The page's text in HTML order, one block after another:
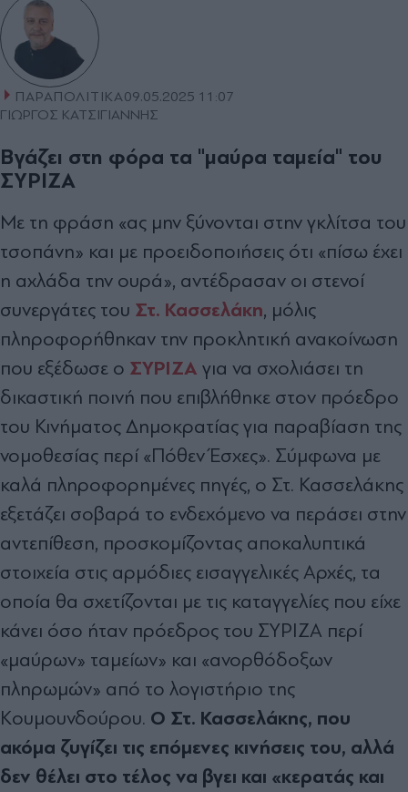
ΠΑΡΑΠΟΛΙΤΙΚΑ09.05.2025 11:07
ΓΙΩΡΓΟΣ ΚΑΤΣΙΓΙΑΝΝΗΣ
Βγάζει στη φόρα τα "µαύρα ταµεία" του
ΣΥΡΙΖΑ
Με τη φράση «ας µην ξύνονται στην γκλίτσα του
τσοπάνη» και µε προειδοποιήσεις ότι «πίσω έχει
η αχλάδα την ουρά», αντέδρασαν οι στενοί
συνεργάτες του Στ. Κασσελάκη, µόλις
πληροφορήθηκαν την προκλητική ανακοίνωση
που εξέδωσε ο ΣΥΡΙΖΑ για να σχολιάσει τη
δικαστική ποινή που επιβλήθηκε στον πρόεδρο
του Κινήµατος ∆ηµοκρατίας για παραβίαση της
νοµοθεσίας περί «Πόθεν Έσχες». Σύµφωνα µε
καλά πληροφορηµένες πηγές, ο Στ. Κασσελάκης
εξετάζει σοβαρά το ενδεχόµενο να περάσει στην
αντεπίθεση, προσκοµίζοντας αποκαλυπτικά
στοιχεία στις αρµόδιες εισαγγελικές Αρχές, τα
οποία θα σχετίζονται µε τις καταγγελίες που είχε
κάνει όσο ήταν πρόεδρος του ΣΥΡΙΖΑ περί
«µαύρων» ταµείων» και «ανορθόδοξων
πληρωµών» από το λογιστήριο της
Κουµουνδούρου. Ο Στ. Κασσελάκης, που
ακόµα ζυγίζει τις επόµενες κινήσεις του, αλλά
δεν θέλει στο τέλος να βγει και «κερατάς και